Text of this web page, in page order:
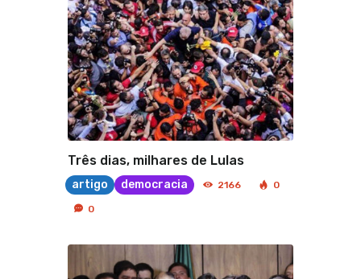
Três dias, milhares de Lulas
artigo democracia 2166 0
0